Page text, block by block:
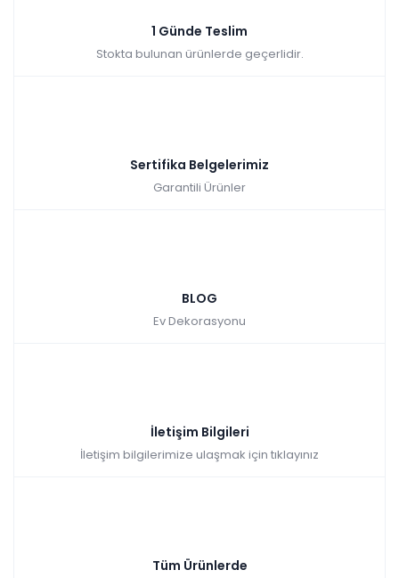
1 Günde Teslim
Stokta bulunan ürünlerde geçerlidir.
Sertifika Belgelerimiz
Garantili Ürünler
BLOG
Ev Dekorasyonu
İletişim Bilgileri
İletişim bilgilerimize ulaşmak için tıklayınız
Tüm Ürünlerde